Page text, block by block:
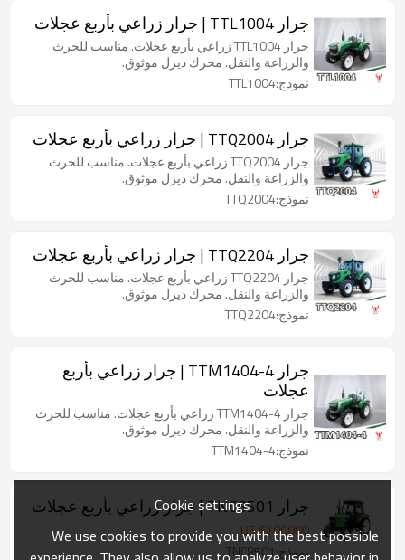
جرار TTL1004 | جرار زراعي بأربع عجلات
جرار TTL1004 زراعي بأربع عجلات. مناسب للحرث
والزراعة والنقل. محرك ديزل موثوق.
نموذج:TTL1004
جرار TTQ2004 | جرار زراعي بأربع عجلات
جرار TTQ2004 زراعي بأربع عجلات. مناسب للحرث
والزراعة والنقل. محرك ديزل موثوق.
نموذج:TTQ2004
جرار TTQ2204 | جرار زراعي بأربع عجلات
جرار TTQ2204 زراعي بأربع عجلات. مناسب للحرث
والزراعة والنقل. محرك ديزل موثوق.
نموذج:TTQ2204
جرار TTM1404-4 | جرار زراعي بأربع
عجلات
جرار TTM1404-4 زراعي بأربع عجلات. مناسب للحرث
والزراعة والنقل. محرك ديزل موثوق.
نموذج:TTM1404-4
جرار TNC8501 | جرار زراعي بأربع عجلات
US $100000
نموذج:TNC8501
Cookie settings
We use cookies to provide you with the best possible